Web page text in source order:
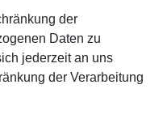
der
Daten zu
jederzeit an uns
der Verarbeitung